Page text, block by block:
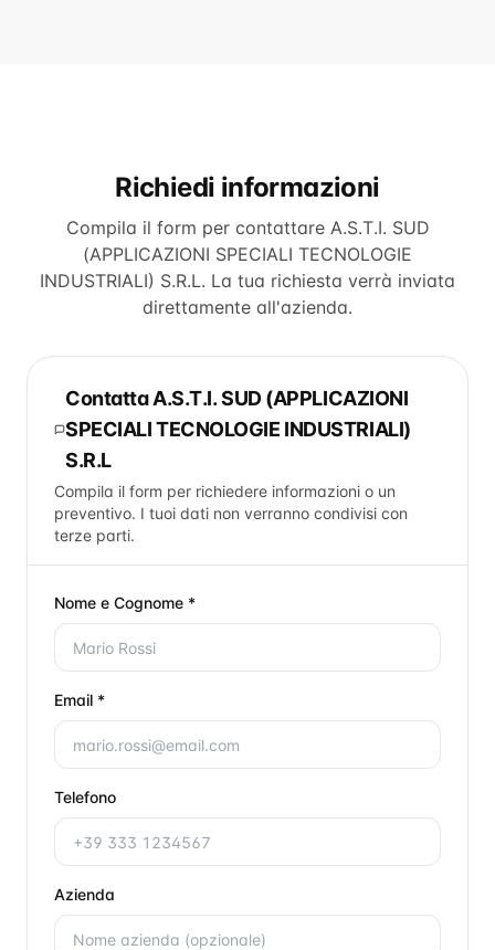
Richiedi informazioni
Compila il form per contattare A.S.T.I. SUD
(APPLICAZIONI SPECIALI TECNOLOGIE
INDUSTRIALI) S.R.L. La tua richiesta verrà inviata
direttamente all'azienda.
ContattaA.S.T.I. SUD (APPLICAZIONI
SPECIALI TECNOLOGIE INDUSTRIALI)
S.R.L
Compila il form per richiedere informazioni o un
preventivo. I tuoi dati non verranno condivisi con
terze parti.
Nome e Cognome *
Email *
Telefono
Azienda